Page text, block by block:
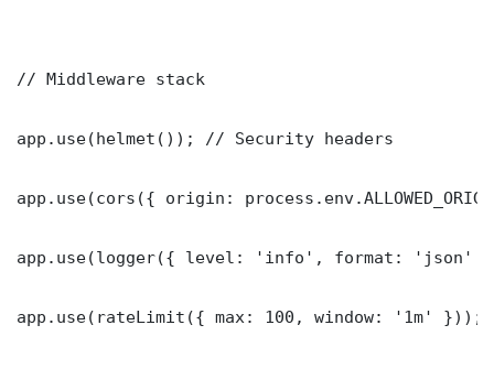
// Middleware stack
app.use(helmet()); // Security headers
app.use(cors({ origin:
app.use(logger({ level: 'info', format: 'json'
app.use(rateLimit({ max: 100, window: '1m' }));